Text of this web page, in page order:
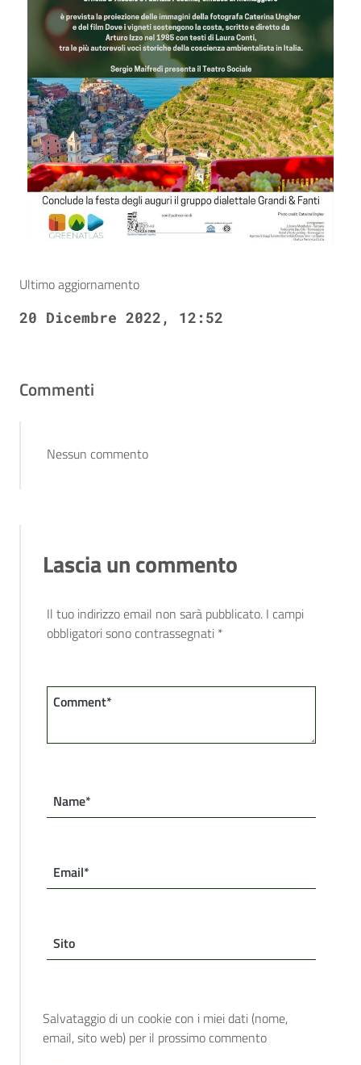
Ultimo aggiornamento
20 Dicembre 2022, 12:52
Commenti
Nessun commento
Lascia un commento
Il tuo indirizzo email non sarà pubblicato. I campi
obbligatori sono contrassegnati *
Comment*
Name*
Email*
Sito
Salvataggio di un cookie con i miei dati (nome,
email, sito web) per il prossimo commento